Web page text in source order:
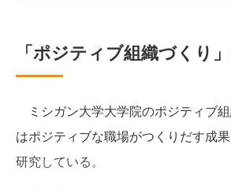
「ポジティブ組織づくり
ミシガン大学大学院のポジティブ
はポジティブな職場がつくりだす成
研究している。